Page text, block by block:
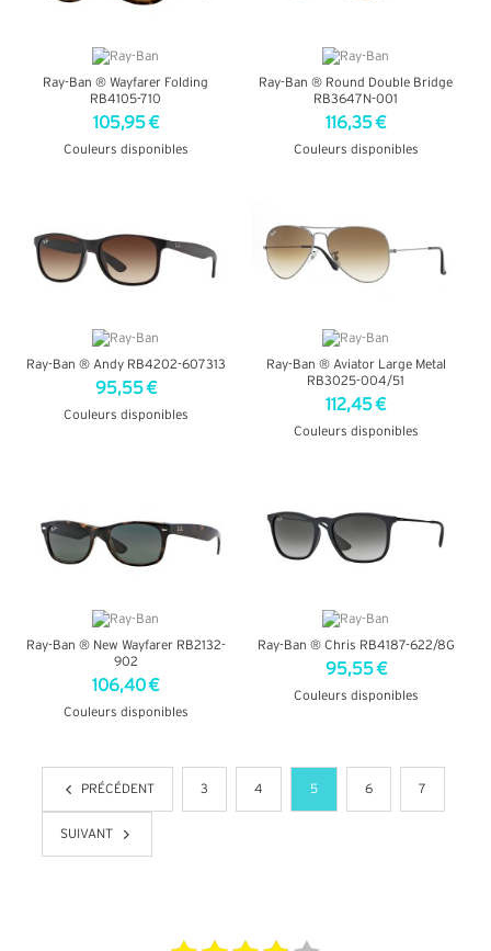
Ray-Ban ® Wayfarer Folding
RB4105-710
105,95 €
Couleurs disponibles
Ray-Ban ® Round Double Bridge
RB3647N-001
116,35 €
Couleurs disponibles
Ray-Ban ® Andy RB4202-607313
95,55 €
Couleurs disponibles
Ray-Ban ® Aviator Large Metal
RB3025-004/51
112,45 €
Couleurs disponibles
Ray-Ban ® New Wayfarer RB2132-
902
106,40 €
Couleurs disponibles
Ray-Ban ® Chris RB4187-622/8G
95,55 €
Couleurs disponibles
PRÉCÉDENT 3 4 5 6 7
SUIVANT